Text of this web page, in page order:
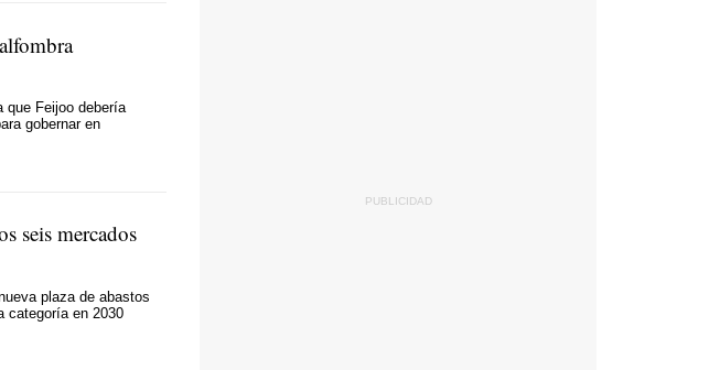
que Feijoo debería
gobernar en
seis mercados
plaza de abastos
categoría en 2030